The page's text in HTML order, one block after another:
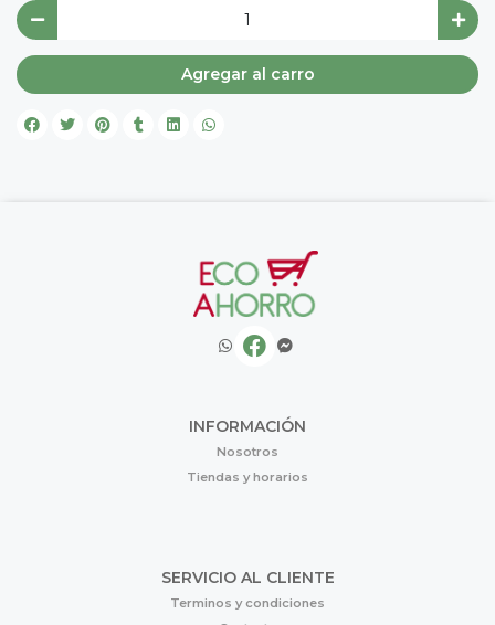
Agregar al carro
INFORMACIÓN
Nosotros
Tiendas y horarios
SERVICIO AL CLIENTE
Terminos y condiciones